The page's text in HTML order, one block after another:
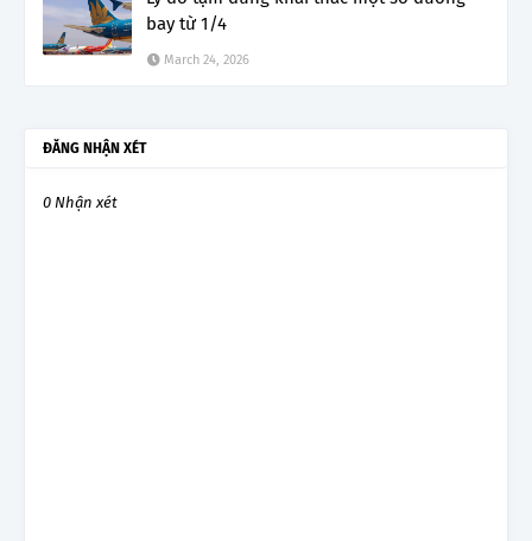
bay từ 1/4
March 24, 2026
ĐĂNG NHẬN XÉT
0 Nhận xét